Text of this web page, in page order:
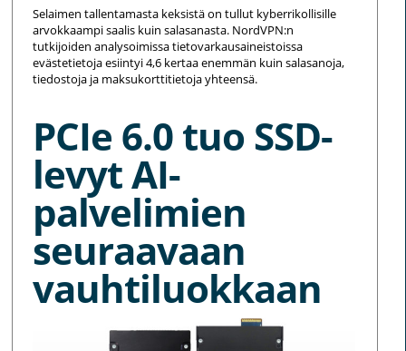
Selaimen tallentamasta keksistä on tullut kyberrikollisille
arvokkaampi saalis kuin salasanasta. NordVPN:n
tutkijoiden analysoimissa tietovarkausaineistoissa
evästetietoja esiintyi 4,6 kertaa enemmän kuin salasanoja,
tiedostoja ja maksukorttitietoja yhteensä.
PCIe 6.0 tuo SSD-
levyt AI-
palvelimien
seuraavaan
vauhtiluokkaan